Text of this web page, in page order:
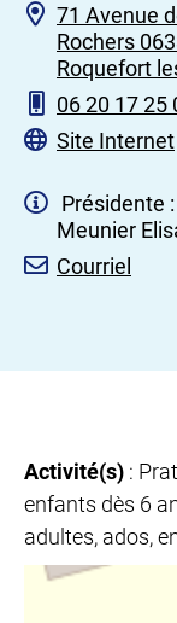
71 Avenue
Rochers
Roquefort
06 20 17 25
Site Internet
Présidente
Meunier
Courriel
Activité(s) :
enfants dès 6
adultes, ados,